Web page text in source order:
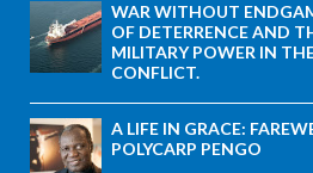
WAR WITHOUT
OF DETERRENCE AND
MILITARY POWER IN
CONFLICT.
A LIFE IN GRACE:
POLYCARP PENGO